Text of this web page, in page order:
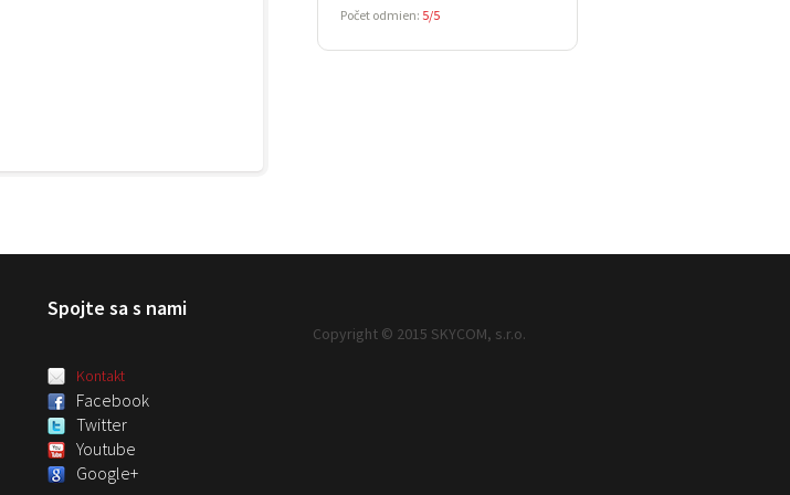
Počet odmien: 5/5
Spojte sa s nami
Kontakt
Facebook
Twitter
Youtube
Google+
Copyright © 2015 SKYCOM, s.r.o.